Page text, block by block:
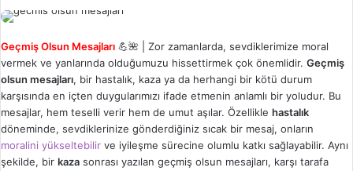
Geçmiş Olsun Mesajları 💪🌺 | Zor zamanlarda, sevdiklerimize moral
vermek ve yanlarında olduğumuzu hissettirmek çok önemlidir. Geçmiş
olsun mesajları, bir hastalık, kaza ya da herhangi bir kötü durum
karşısında en içten duygularımızı ifade etmenin anlamlı bir yoludur. Bu
mesajlar, hem teselli verir hem de umut aşılar. Özellikle hastalık
döneminde, sevdiklerinize gönderdiğiniz sıcak bir mesaj, onların
moralini yükseltebilir ve iyileşme sürecine olumlu katkı sağlayabilir. Aynı
şekilde, bir kaza sonrası yazılan geçmiş olsun mesajları, karşı tarafa